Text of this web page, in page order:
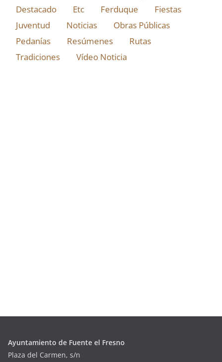
Destacado
Etc Ferduque
Fiestas
Juventud
Noticias
Obras Públicas
Pedanías
Resúmenes
Rutas
Tradiciones
Vídeo Noticia
Ayuntamiento de Fuente el Fresno
Plaza del Carmen, s/n